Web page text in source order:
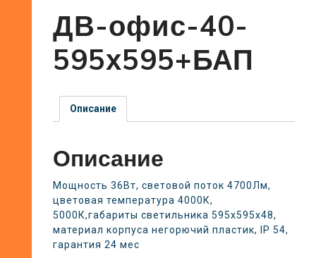
ДВ-офис-40-
595х595+БАП
Описание
Описание
Мощность 36Вт, световой поток 4700Лм,
цветовая температура 4000К,
5000К,габариты светильника 595х595х48,
материал корпуса негорючий пластик, IP 54,
гарантия 24 мес